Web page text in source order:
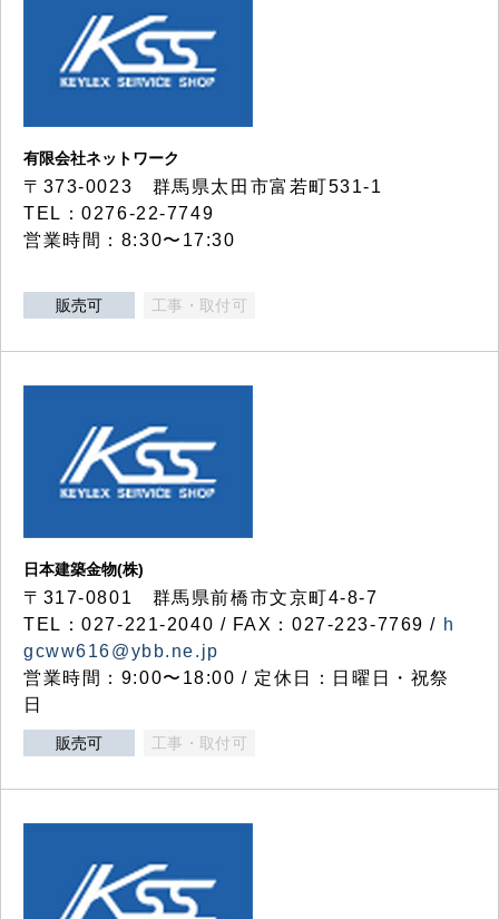
有限会社ネットワーク
〒373-0023 群馬県太田市富若町531-1
TEL：0276-22-7749
営業時間：8:30〜17:30
販売可 工事・取付可
日本建築金物(株)
〒317‐0801 群馬県前橋市文京町4-8-7
TEL：027-221-2040 / FAX：027-223-7769 / h
gcww616@ybb.ne.jp
営業時間：9:00〜18:00 / 定休日：日曜日・祝祭
日
販売可 工事・取付可